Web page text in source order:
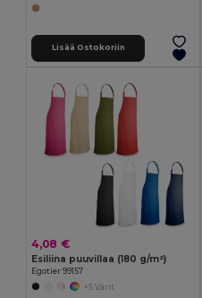
Lisää Ostokoriin
4,08 €
Esiliina puuvillaa (180 g/m²)
Egotier 99157
+5 Värit